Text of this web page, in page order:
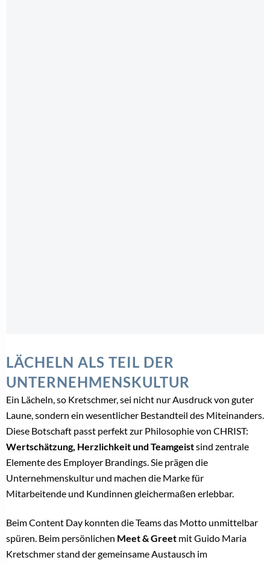
LÄCHELN ALS TEIL DER
UNTERNEHMENSKULTUR
Ein Lächeln, so Kretschmer, sei nicht nur Ausdruck von guter
Laune, sondern ein wesentlicher Bestandteil des Miteinanders.
Diese Botschaft passt perfekt zur Philosophie von CHRIST:
Wertschätzung, Herzlichkeit und Teamgeistsind zentrale
Elemente des Employer Brandings. Sie prägen die
Unternehmenskultur und machen die Marke für
Mitarbeitende und Kundinnen gleichermaßen erlebbar.
Beim Content Day konnten die Teams das Motto unmittelbar
spüren. Beim persönlichen Meet & Greet mit Guido Maria
Kretschmer stand der gemeinsame Austausch im